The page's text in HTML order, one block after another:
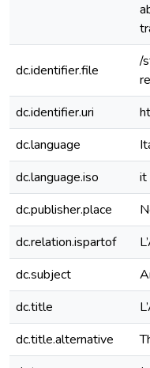
dc.identifier.file
/
dc.identifier.uri
dc.language
dc.language.iso
it
dc.publisher.place
dc.relation.ispartof
dc.subject
dc.title
dc.title.alternative